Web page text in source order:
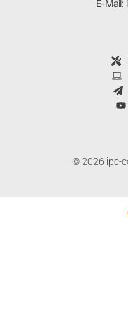
E-Mail:
© 2026 ipc-